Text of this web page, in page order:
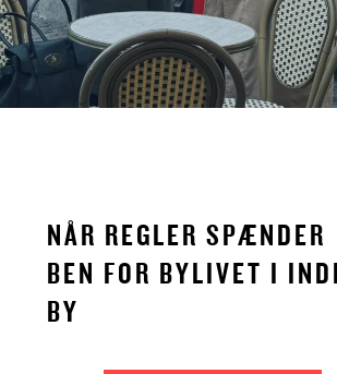
NÅR REGLER SPÆNDER
BEN FOR BYLIVET I
BY